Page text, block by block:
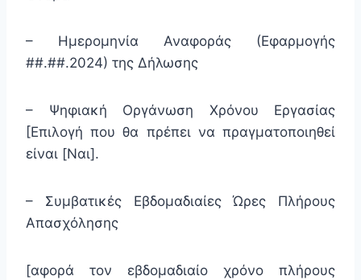
– Ημερομηνία Αναφοράς (Εφαρμογής
##.##.2024) της Δήλωσης
– Ψηφιακή Οργάνωση Χρόνου Εργασίας
[Επιλογή που θα πρέπει να πραγματοποιηθεί
είναι [Ναι].
– Συμβατικές Εβδομαδιαίες Ώρες Πλήρους
Απασχόλησης
[αφορά τον εβδομαδιαίο χρόνο πλήρους